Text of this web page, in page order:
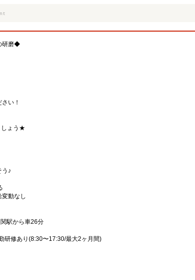
研磨◆
い！
しょう★
う♪
動なし
駅から車26分
修あり(8:30〜17:30/最大2ヶ月間)